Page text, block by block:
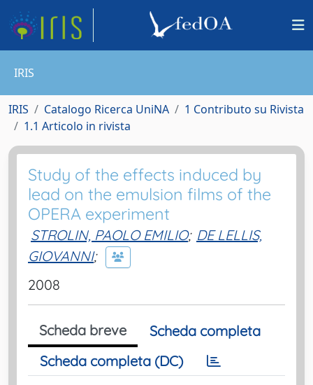
IRIS
IRIS Catalogo Ricerca UniNA
1 Contributo su Rivista
1.1 Articolo in rivista
Study of the effects induced by
lead on the emulsion films of the
OPERA experiment
STROLIN, PAOLO EMILIO; DE LELLIS,
GIOVANNI;
2008
Scheda breve
Scheda completa
Scheda completa (DC)